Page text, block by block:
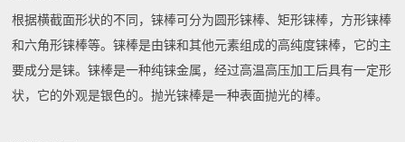
根据横截面形状的不同，铼棒可分为圆形铼棒、矩形铼棒，方形铼棒
和六角形铼棒等。铼棒是由铼和其他元素组成的高纯度铼棒，它的主
要成分是铼。铼棒是一种纯铼金属，经过高温高压加工后具有一定形
状，它的外观是银色的。抛光铼棒是一种表面抛光的棒。